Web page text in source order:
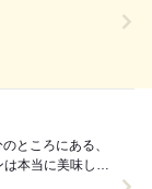
ところにある、